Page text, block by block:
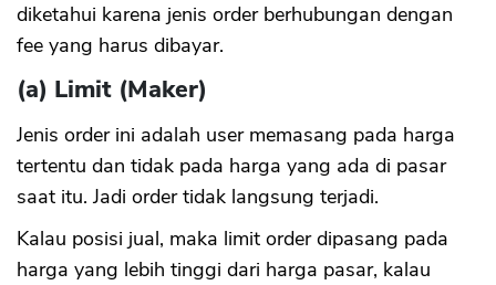
diketahui karena jenis order berhubungan dengan
fee yang harus dibayar.
(a) Limit (Maker)
Jenis order ini adalah user memasang pada harga
tertentu dan tidak pada harga yang ada di pasar
saat itu. Jadi order tidak langsung terjadi.
Kalau posisi jual, maka limit order dipasang pada
harga yang lebih tinggi dari harga pasar, kalau